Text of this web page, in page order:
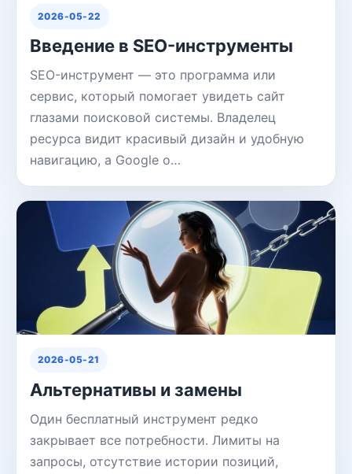
2026-05-22
Введение в SEO-инструменты
SEO-инструмент — это программа или
сервис, который помогает увидеть сайт
глазами поисковой системы. Владелец
ресурса видит красивый дизайн и удобную
навигацию, а Google о…
2026-05-21
Альтернативы и замены
Один бесплатный инструмент редко
закрывает все потребности. Лимиты на
запросы, отсутствие истории позиций,